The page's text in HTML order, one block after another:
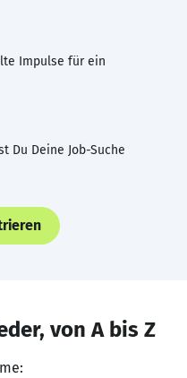
Impulse für ein
Du Deine Job-Suche
von A bis Z